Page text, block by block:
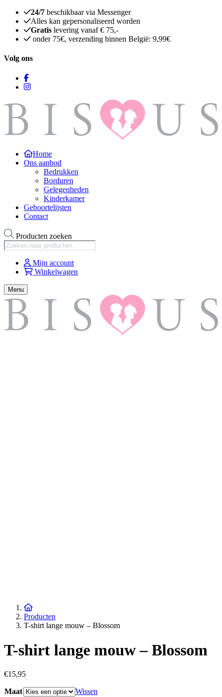
24/7 beschikbaar via Messenger
Alles kan gepersonaliseerd worden
Gratis levering vanaf € 75,-
onder 75€, verzending binnen België: 9,99€
Volg ons
Home
Ons aanbod
Bedrukken
Borduren
Gelegenheden
Kinderkamer
Geboortelijsten
Contact
Producten zoeken
Mijn account
Winkelwagen
Menu
Producten
T-shirt lange mouw – Blossom
T-shirt lange mouw – Blossom
€15,95
Maat
Wissen